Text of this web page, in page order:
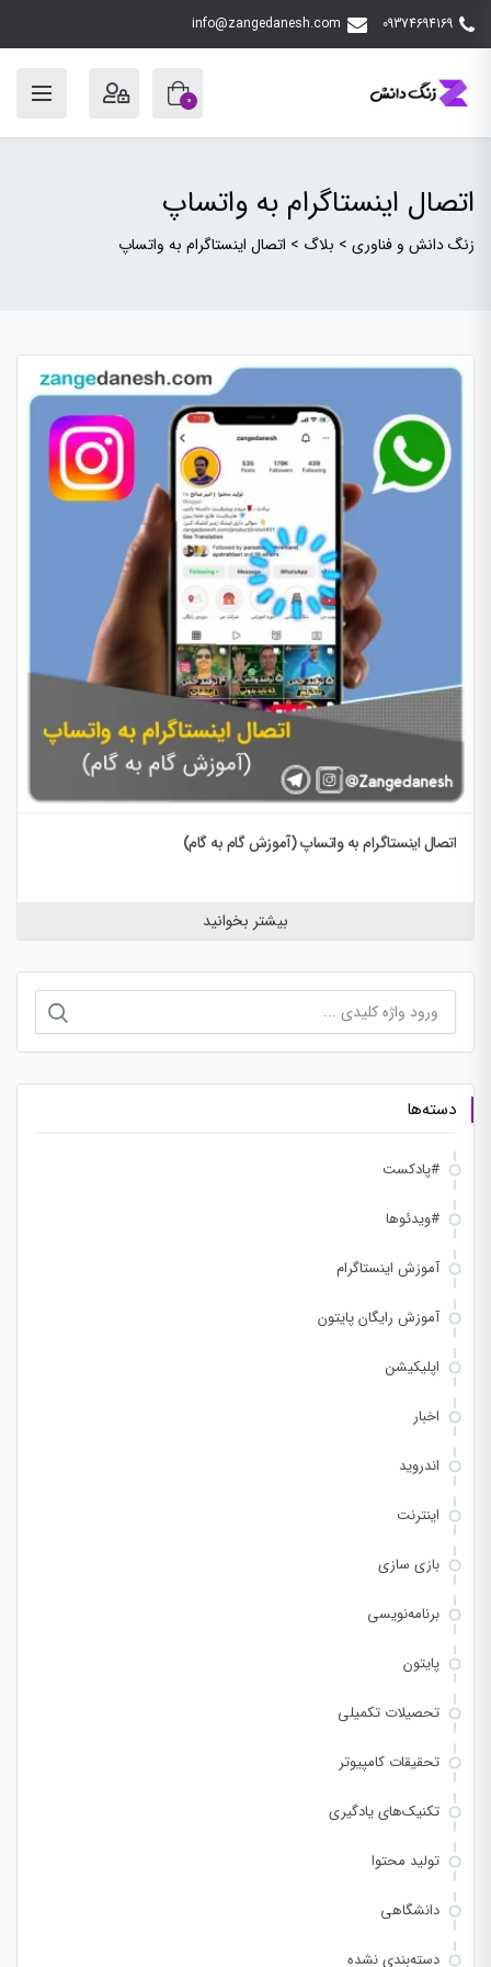
09374694169
info@zangedanesh.com
0
اتصال اینستاگرام به واتساپ
زنگ دانش و فناوری > بلاگ > اتصال اینستاگرام به واتساپ
اتصال اینستاگرام به واتساپ (آموزش گام به گام)
بیشتر بخوانید
برای:
دسته‌ها
#پادکست
#ویدئوها
آموزش اینستاگرام
آموزش رایگان پایتون
اپلیکیشن
اخبار
اندروید
اینترنت
بازی سازی
برنامه‌نویسی
پایتون
تحصیلات تکمیلی
تحقیقات کامپیوتر
تکنیک‌های یادگیری
تولید محتوا
دانشگاهی
دسته‌بندی نشده